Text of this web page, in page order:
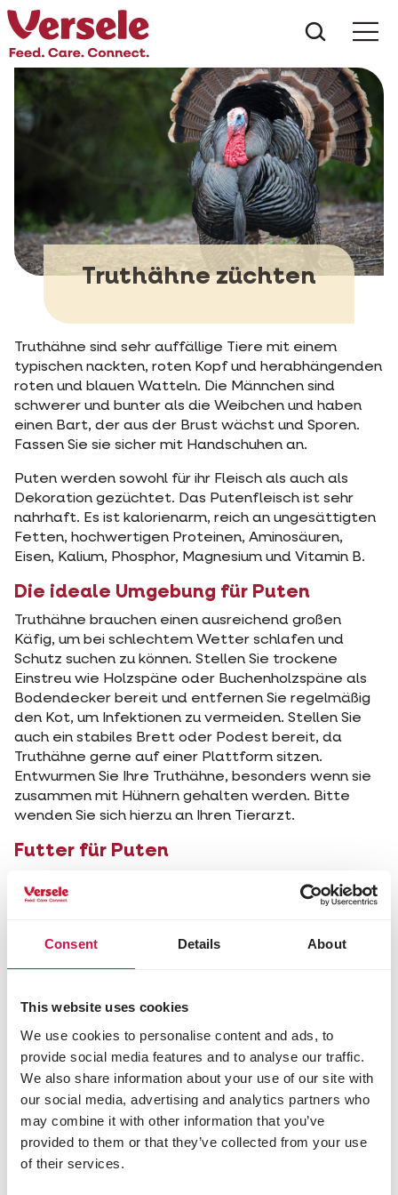
Consent Details About
This website uses cookies
We use cookies to personalise content and ads, to
provide social media features and to analyse our traffic.
We also share information about your use of our site with
our social media, advertising and analytics partners who
may combine it with other information that you’ve
provided to them or that they’ve collected from your use
of their services.
Truthähne züchten
Truthähne sind sehr auffällige Tiere mit einem
typischen nackten, roten Kopf und herabhängenden
roten und blauen Watteln. Die Männchen sind
schwerer und bunter als die Weibchen und haben
einen Bart, der aus der Brust wächst und Sporen.
Fassen Sie sie sicher mit Handschuhen an.
Puten werden sowohl für ihr Fleisch als auch als
Dekoration gezüchtet. Das Putenfleisch ist sehr
nahrhaft. Es ist kalorienarm, reich an ungesättigten
Fetten, hochwertigen Proteinen, Aminosäuren,
Eisen, Kalium, Phosphor, Magnesium und Vitamin B.
Die ideale Umgebung für Puten
Truthähne brauchen einen ausreichend großen
Käfig, um bei schlechtem Wetter schlafen und
Schutz suchen zu können. Stellen Sie trockene
Einstreu wie Holzspäne oder Buchenholzspäne als
Bodendecker bereit und entfernen Sie regelmäßig
den Kot, um Infektionen zu vermeiden. Stellen Sie
auch ein stabiles Brett oder Podest bereit, da
Truthähne gerne auf einer Plattform sitzen.
Entwurmen Sie Ihre Truthähne, besonders wenn sie
zusammen mit Hühnern gehalten werden. Bitte
wenden Sie sich hierzu an Ihren Tierarzt.
Futter für Puten
zerbröckeltes
zu geben, das
einen vorbeugenden Kokzidiostaten, da junge
Wochen können Sie aufGranulat-Futter
Sorgen Sie außerdem für viel frisches Wasser und
unterstützen. Die Puten verwenden den darin
enthaltenen Kalk, um ihre Eierschalen herzustellen.
Diese Seite Teilen